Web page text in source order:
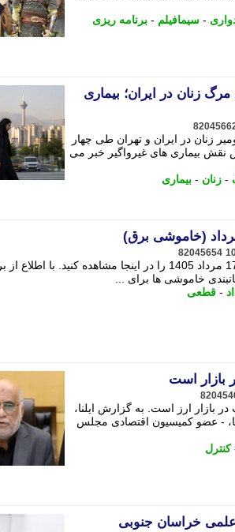
- سیمافیلم - برنامه ریزی
زنان در ایران؛ بیماری
زنان در ایران و تهران طی چهار
نقش بیماری های غیرواگیر خبر می
- زنان - بیماری
82045654
جدول قطعی برق و خاموشی اصفهان برای امروز شنبه 17 مرداد 1405 را در اینجا
خاموشی ها برای ...
- قطعی
بازار است
در بازار ارز است. به گزارش ایلنا،
- عضو کمیسیون اقتصادی مجلس
کنترل
خراسان جنوبی